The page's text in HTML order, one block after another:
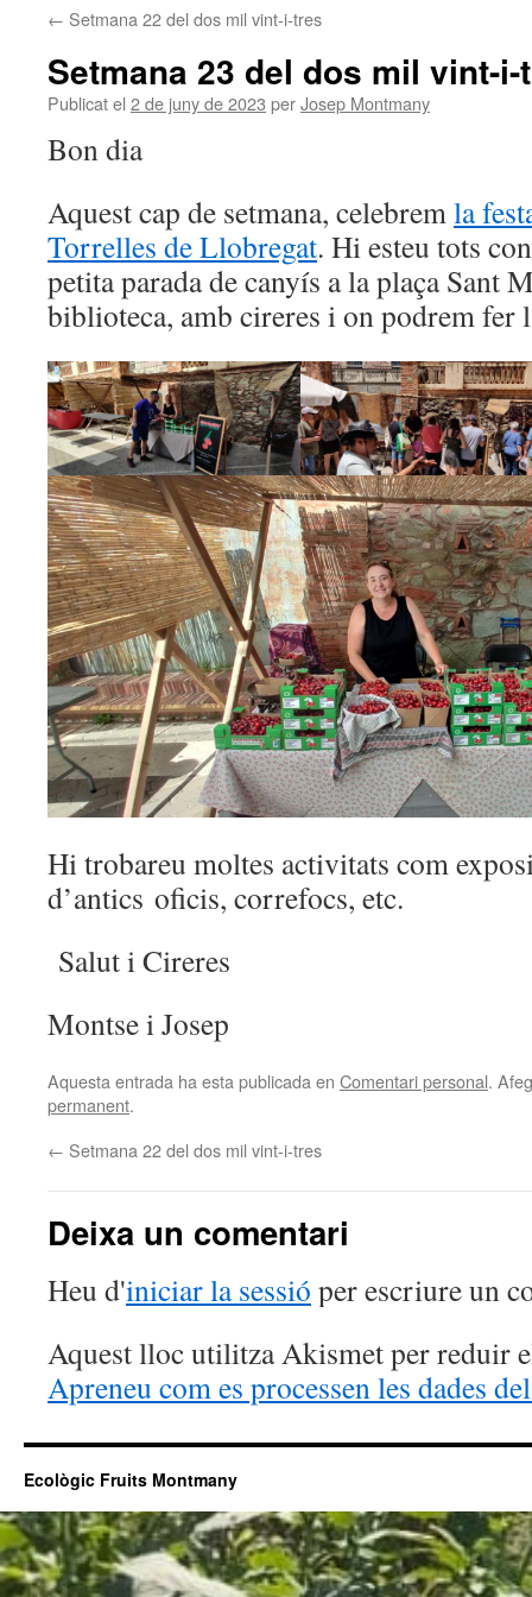
← Setmana 22 del dos mil vint-i-tres
Setmana 23 del dos mil vint-
Publicat el 2 de juny de 2023 perJosep Montmany
Bon dia
Aquest cap de setmana, celebremla
Torrelles de Llobregat. Hi esteu tots
petita parada de canyís a la plaça Sant
biblioteca, amb cireres i on podrem fer
Hi trobareu moltes activitats com
d’antics oficis, correfocs, etc.
Salut i Cireres
Montse i Josep
Aquesta entrada ha esta publicada en Comentari personal.
permanent.
← Setmana 22 del dos mil vint-i-tres
Deixa un comentari
Heu d'iniciar la sessió per escriure un
Aquest lloc utilitza Akismet per reduir
Apreneu com es processen les dades
Ecològic Fruits Montmany